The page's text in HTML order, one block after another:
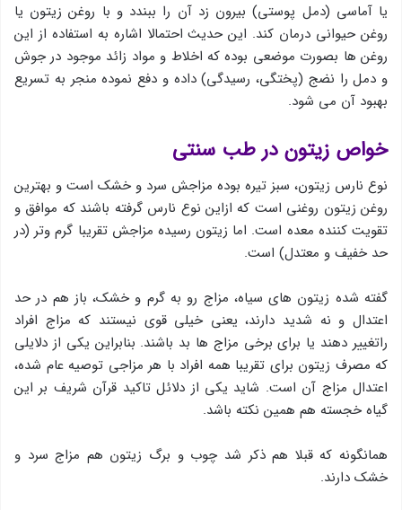
یا آماسی (دمل پوستی) بیرون زد آن را ببندد و با روغن زیتون یا
روغن حیوانی درمان کند. این حدیث احتمالا اشاره به استفاده از این
روغن ها بصورت موضعی بوده که اخلاط و مواد زائد موجود در جوش
و دمل را نضج (پختگی، رسیدگی) داده و دفع نموده منجر به تسریع
بهبود آن می شود.
خواص زیتون در طب سنتی
نوع نارس زیتون، سبز تیره بوده مزاجش سرد و خشك است و بهترین
روغن زیتون روغنی است كه ازاین نوع نارس گرفته باشند كه موافق و
تقویت كننده معده است. اما زیتون رسیده مزاجش تقریبا گرم وتر (در
حد خفیف و معتدل) است.
گفته شده زیتون های سیاه، مزاج رو به گرم و خشك، باز هم در حد
اعتدال و نه شدید دارند، یعنی خیلی قوی نیستند كه مزاج افراد
راتغییر دهند یا برای برخی مزاج ها بد باشند. بنابراین یكی از دلایلی
كه مصرف زیتون برای تقریبا همه افراد با هر مزاجی توصیه عام شده،
اعتدال مزاج آن است. شاید یکی از دلائل تاکید قرآن شریف بر این
گیاه خجسته هم همین نکته باشد.
همانگونه که قبلا هم ذکر شد چوب و برگ زیتون هم مزاج سرد و
خشك دارند.